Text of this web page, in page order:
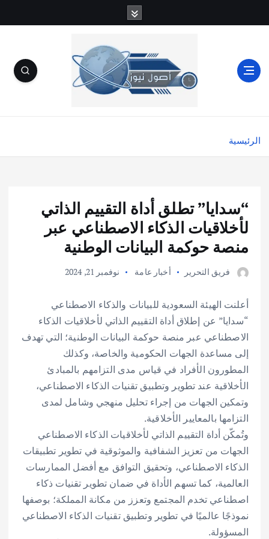
ل
الرئيسية
“سدايا” تطلق أداة التقييم الذاتي
لأخلاقيات الذكاء الاصطناعي عبر
منصة حوكمة البيانات الوطنية
فريق التحرير أخبار عامة نوفمبر 21, 2024
أعلنت الهيئة السعودية للبيانات والذكاء الاصطناعي
“سدايا” عن إطلاق أداة التقييم الذاتي لأخلاقيات الذكاء
الاصطناعي عبر منصة حوكمة البيانات الوطنية؛ التي تهدف
إلى مساعدة الجهات الحكومية والخاصة، وكذلك
المطورون الأفراد في قياس مدى التزامهم بالمبادئ
الأخلاقية عند تطوير وتطبيق تقنيات الذكاء الاصطناعي،
وتمكين الجهات من إجراء تحليل منهجي وشامل لمدى
التزامها بالمعايير الأخلاقية.
وتُمكّن أداة التقييم الذاتي لأخلاقيات الذكاء الاصطناعي
الجهات من تعزيز الشفافية والموثوقية في تطوير تطبيقات
الذكاء الاصطناعي، وتحقيق التوافق مع أفضل الممارسات
العالمية، كما تسهم الأداة في ضمان تطوير تقنيات ذكاء
اصطناعي تخدم المجتمع وتعزز من مكانة المملكة؛ بوصفها
نموذجًا عالميًا في تطوير وتطبيق تقنيات الذكاء الاصطناعي
المسؤولة.